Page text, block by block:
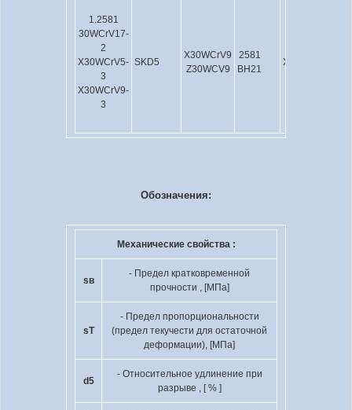
1.2581
30WCrV17-
2
X30WCrV5-
3
X30WCrV9-
3
SKD5
X30WCrV9
Z30WCV9
2581
BH21
X30WCrV9-
Обозначения:
Механические свойства :
sв
- Предел кратковременной
прочности , [МПа]
sT
- Предел пропорциональности
(предел текучести для остаточной
деформации), [МПа]
d5
- Относительное удлинение при
разрыве , [ % ]